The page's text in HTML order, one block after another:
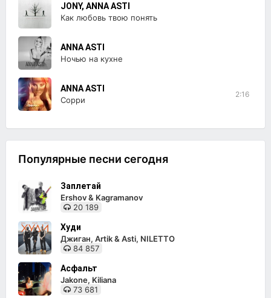
JONY, ANNA ASTI
Как любовь твою понять
ANNA ASTI
Ночью на кухне
ANNA ASTI
Сорри
2:16
Популярные песни сегодня
Заплетай
Ershov & Kagramanov
20 189
Худи
Джиган, Artik & Asti, NILETTO
84 857
Асфальт
Jakone, Kiliana
73 681